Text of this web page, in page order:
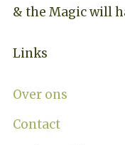
& the Magic will
Links
Over ons
Contact